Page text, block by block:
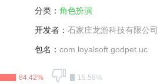
分类： 角色扮演
开发者： 石家庄龙游科技有限公司
包名： com.loyalsoft.godpet.uc
84.42% 15.58%